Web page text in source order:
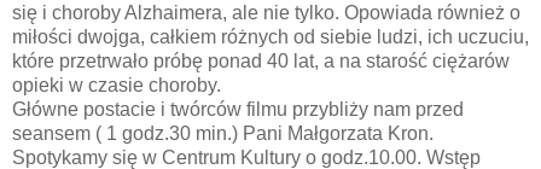
się i choroby Alzhaimera, ale nie tylko. Opowiada również o
miłości dwojga, całkiem różnych od siebie ludzi, ich uczuciu,
które przetrwało próbę ponad 40 lat, a na starość ciężarów
opieki w czasie choroby.
Główne postacie i twórców filmu przybliży nam przed
seansem ( 1 godz.30 min.) Pani Małgorzata Kron.
Spotykamy się w Centrum Kultury o godz.10.00. Wstęp